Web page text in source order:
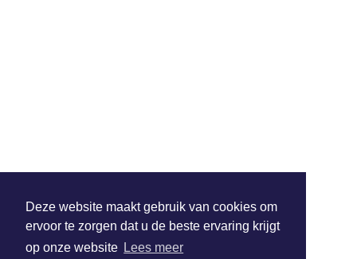
Deze website maakt gebruik van cookies om
ervoor te zorgen dat u de beste ervaring krijgt
op onze website Lees meer